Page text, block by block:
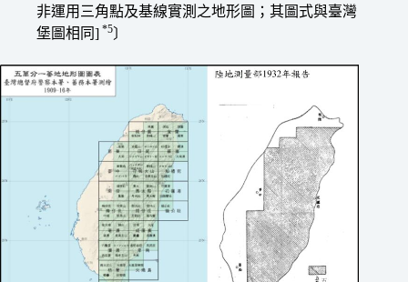
非運用三角點及基線實測之地形圖；其圖式與臺灣
堡圖相同] *5〕